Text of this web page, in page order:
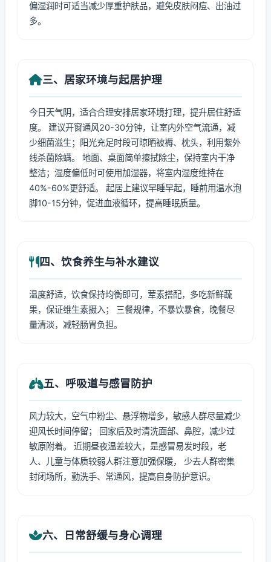
偏湿润时可适当减少厚重护肤品，避免皮肤闷痘、出油过
多。
三、居家环境与起居护理
今日天气阴，适合合理安排居家环境打理，提升居住舒适
度。 建议开窗通风20-30分钟，让室内外空气流通，减
少细菌滋生；阳光充足时段可晾晒被褥、枕头，利用紫外
线杀菌除螨。 地面、桌面简单擦拭除尘，保持室内干净
整洁；湿度偏低时可使用加湿器，将室内湿度维持在
40%-60%更舒适。 起居上建议早睡早起，睡前用温水泡
脚10-15分钟，促进血液循环，提高睡眠质量。
四、饮食养生与补水建议
温度舒适，饮食保持均衡即可，荤素搭配，多吃新鲜蔬
果，保证维生素摄入； 三餐规律，不暴饮暴食，晚餐尽
量清淡，减轻肠胃负担。
五、呼吸道与感冒防护
风力较大，空气中粉尘、悬浮物增多，敏感人群尽量减少
迎风长时间停留； 回家后及时清洗面部、鼻腔，减少过
敏原附着。 近期昼夜温差较大，是感冒易发时段，老
人、儿童与体质较弱人群注意加强保暖， 少去人群密集
封闭场所，勤洗手、常通风，提高自身防护意识。
六、日常舒缓与身心调理